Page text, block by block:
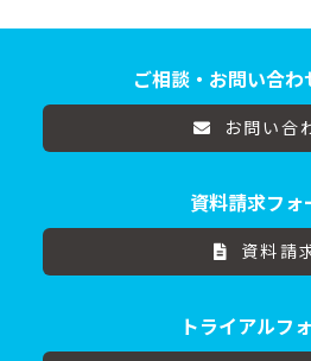
ご相談・お問い合わ
お問い合
資料請求フォ
資料請
トライアルフ